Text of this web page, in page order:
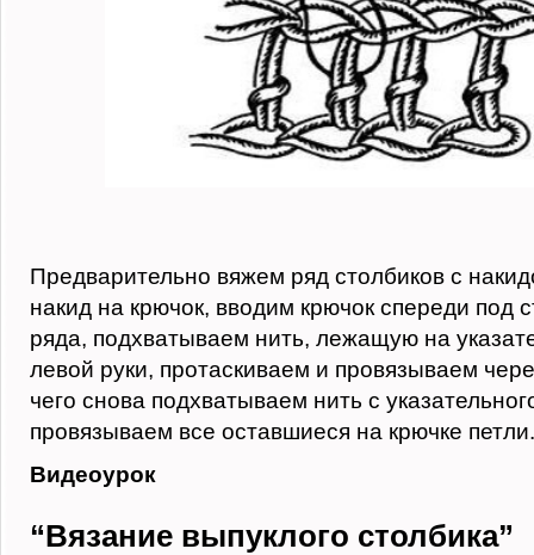
Предварительно вяжем ряд столбиков с
накид на крючок, вводим крючок спереди под
ряда, подхватываем нить, лежащую на
левой руки, протаскиваем и провязываем
чего снова подхватываем нить с
провязываем все оставшиеся на крючке петли.
Видеоурок
“Вязание выпуклого столбика”